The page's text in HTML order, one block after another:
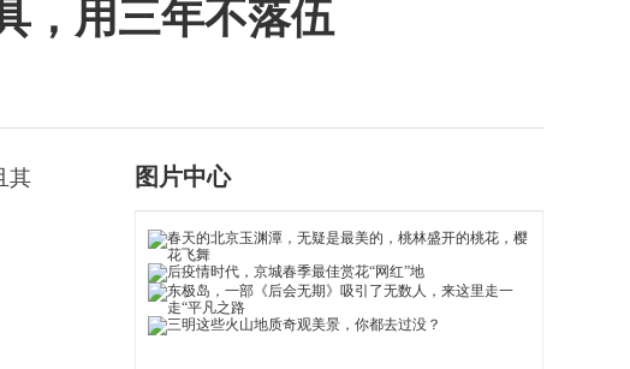
，用三年不落伍
其
图片中心